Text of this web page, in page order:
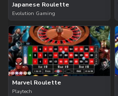
Japanese Roulette
Evolution Gaming
Marvel Roulette
Playtech